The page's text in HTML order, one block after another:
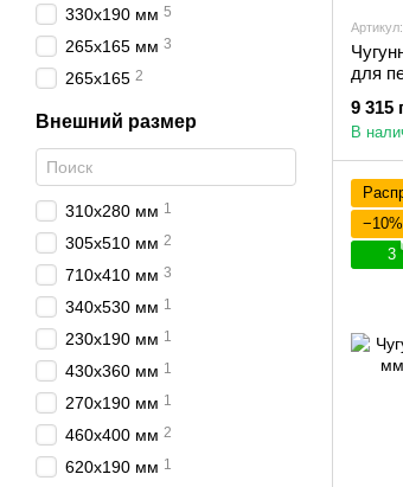
для
9 315
В
−10%
3
330x190 мм 5
265x165 мм 3
265x165 2
Внешний размер
310х280 мм 1
305х510 мм 2
710х410 мм 3
340х530 мм 1
230x190 мм 1
430х360 мм 1
270x190 мм 1
460х400 мм 2
620х190 мм 1